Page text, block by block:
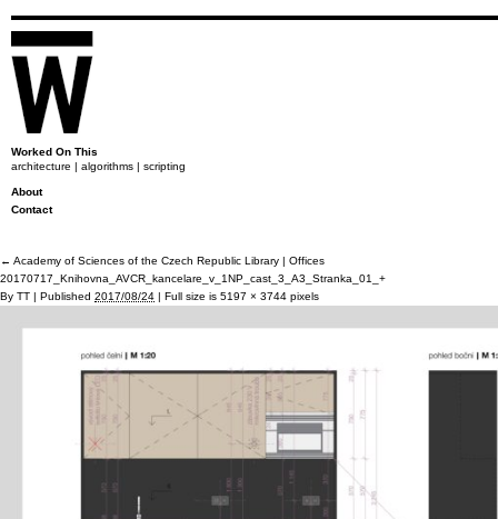
Worked On This
architecture | algorithms | scripting
About
Contact
← Academy of Sciences of the Czech Republic Library | Offices
20170717_Knihovna_AVCR_kancelare_v_1NP_cast_3_A3_Stranka_01_+
By TT | Published 2017/08/24 | Full size is 5197 × 3744 pixels